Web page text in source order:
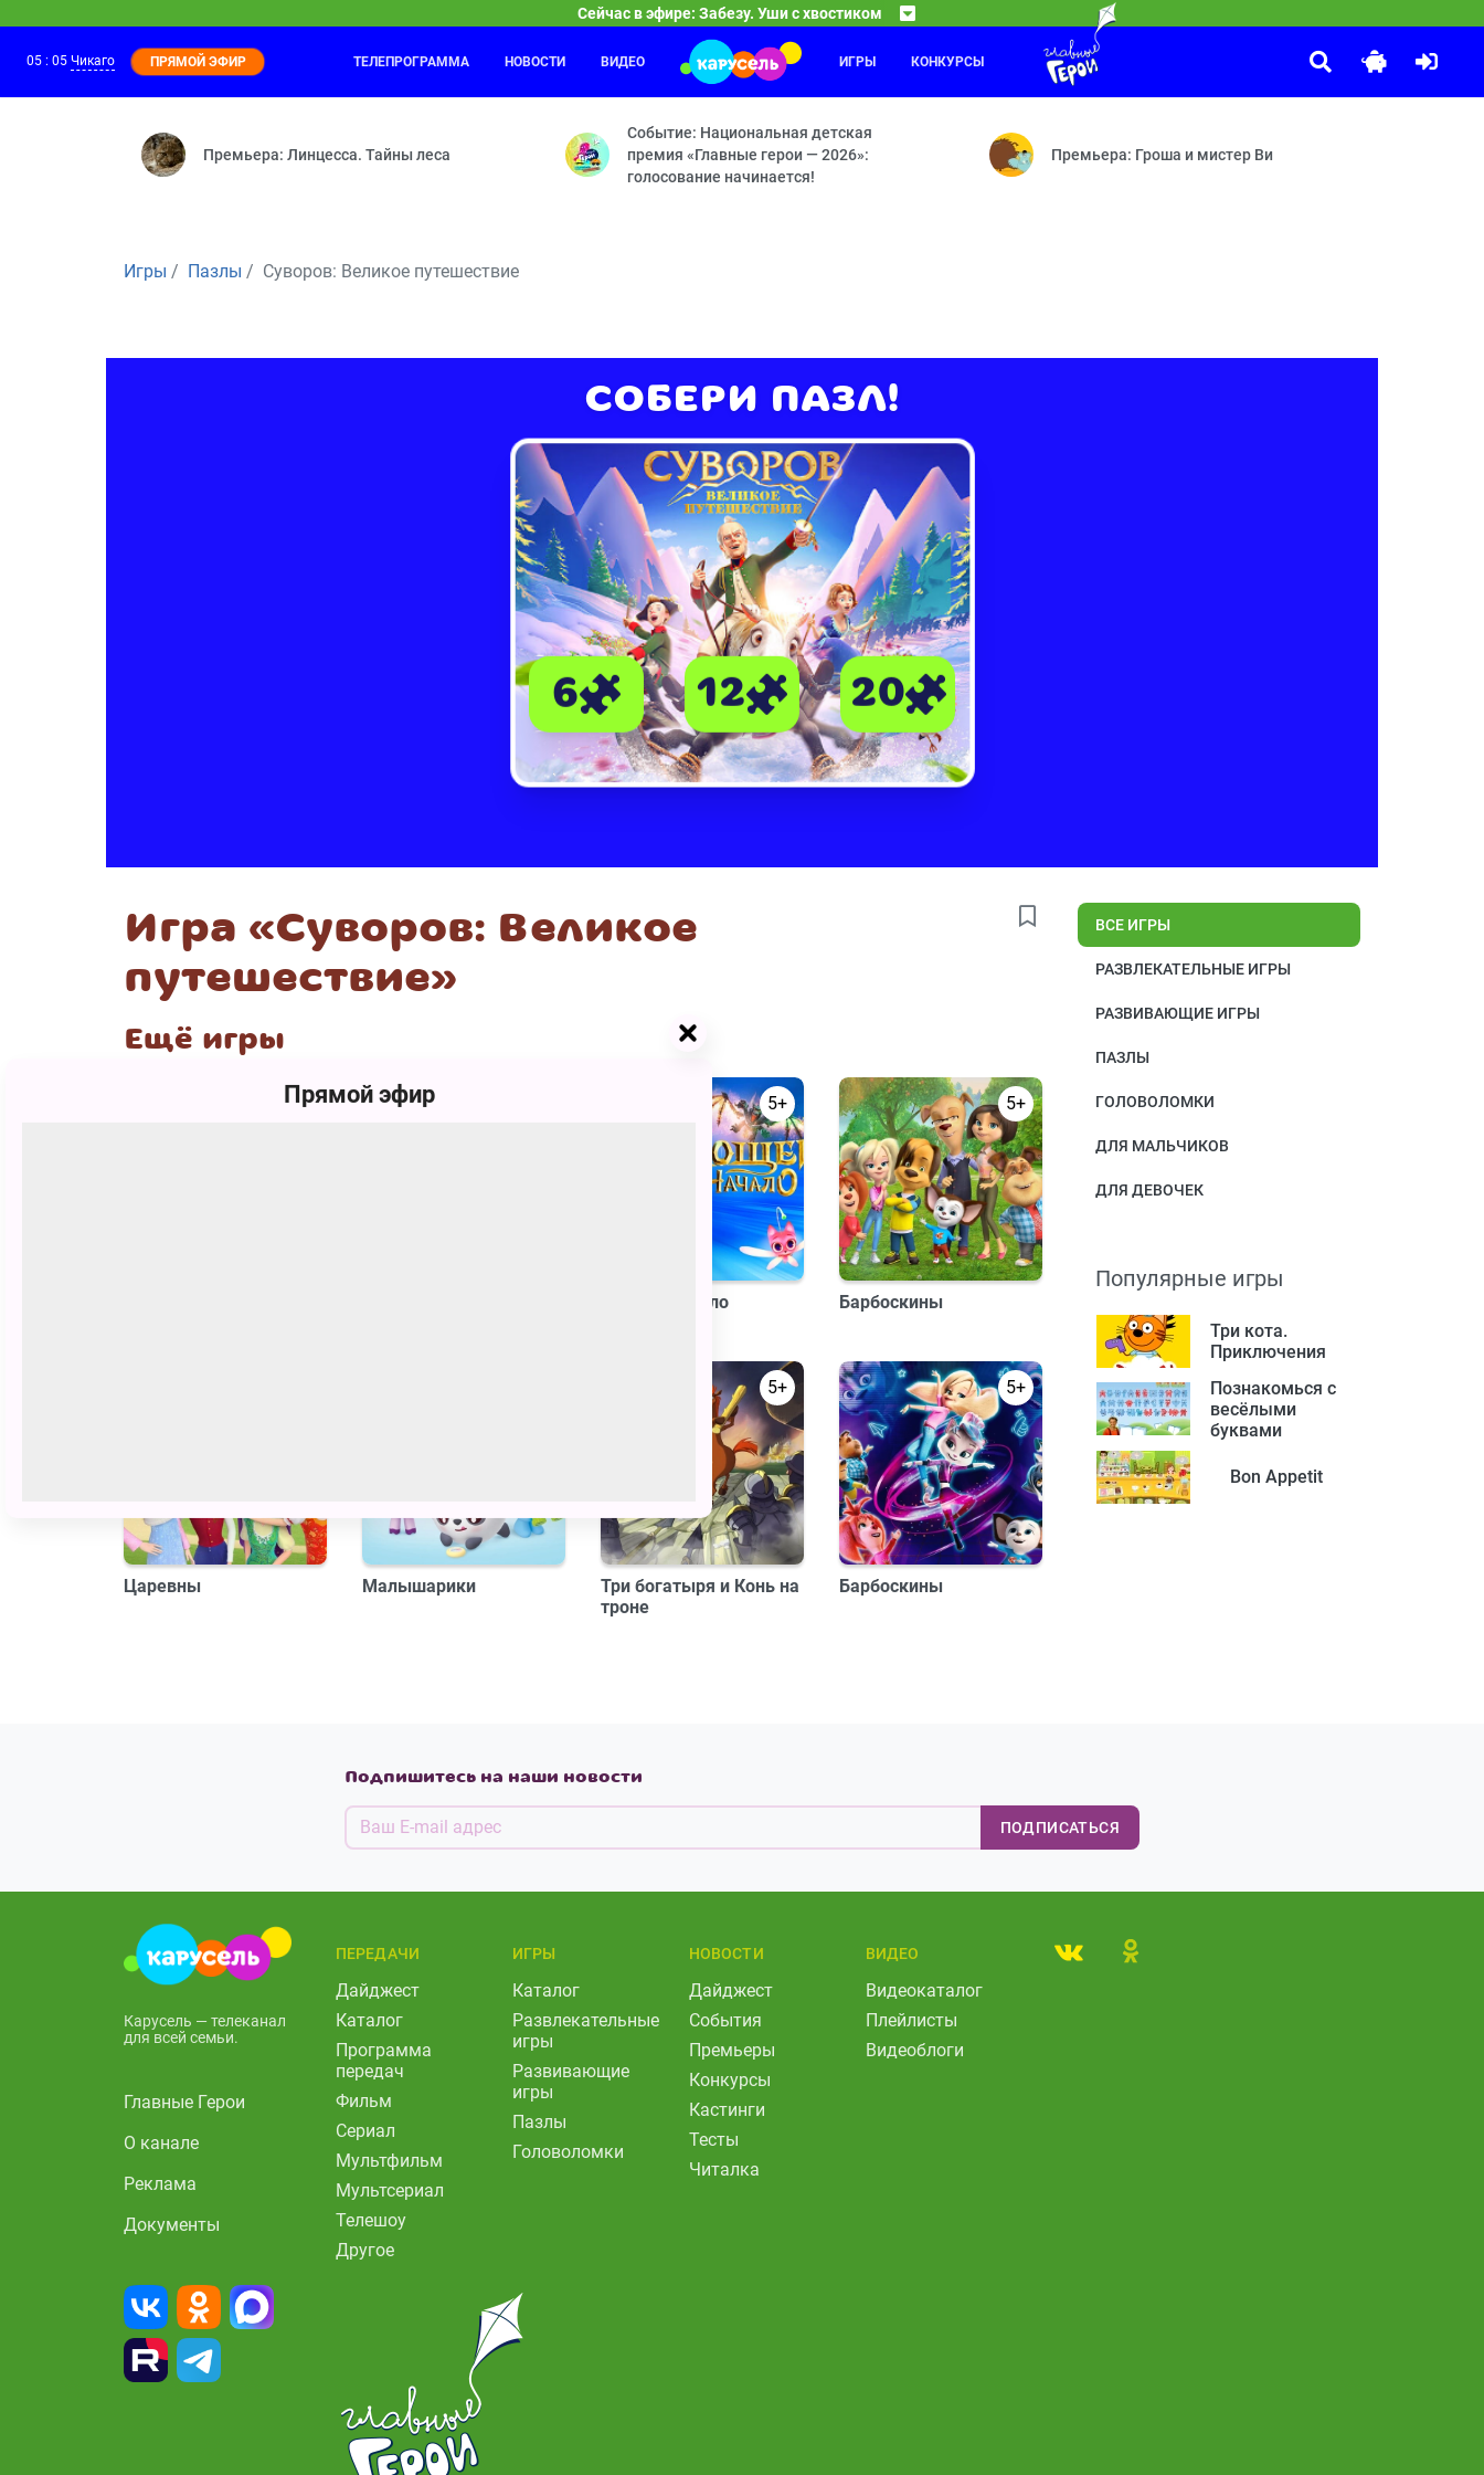
Сейчас в эфире: Забезу. Уши с хвостиком
04:00
Забезу. Уши с хвостиком
Зайка или обезьянка — Настоящая звёздочка — Яблоки и бананы — Хочу летать — Заколдованная шляпа — Скворечник — Поляна бабочек — Яйцо с сюрпризом — Прививка
Соня и Лёня
Нереальная виртуальность — Янёл — Творческий кризис — Будь здоров! — Окно в долину — Во власти сна —
КОШЕЧКИ-СОБАЧКИ
Коллекция — Детективы — Кто такие рыцари? — Двойной
05 : 05 Чикаго ПРЯМОЙ ЭФИР ТЕЛЕПРОГРАММА НОВОСТИ ВИДЕО ИГРЫ КОНКУРСЫ
Премьера: Линцесса. Тайны леса
Событие: Национальная детская
премия «Главные герои — 2026»:
голосование начинается!
Премьера: Гроша и мистер Ви
Игры Пазлы Суворов: Великое путешествие
Игра «Суворов: Великое
путешествие»
Ещё игры
5+ 5+
Кощей. Начало
5+
Барбоскины
Царевны Малышарики
5+
Три богатыря и Конь на
троне
5+
Барбоскины
ВСЕ ИГРЫ
РАЗВЛЕКАТЕЛЬНЫЕ ИГРЫ
РАЗВИВАЮЩИЕ ИГРЫ
ПАЗЛЫ
ГОЛОВОЛОМКИ
ДЛЯ МАЛЬЧИКОВ
ДЛЯ ДЕВОЧЕК
Популярные игры
Три кота.
Приключения
Познакомься с
весёлыми
буквами
Bon Appetit
Подпишитесь на наши новости
ПОДПИСАТЬСЯ
Карусель — телеканал
для всей семьи.
Главные Герои
О канале
Реклама
Документы
ПЕРЕДАЧИ
Дайджест
Каталог
Программа
передач
Фильм
Сериал
Мультфильм
Мультсериал
Телешоу
Другое
ИГРЫ
Каталог
Развлекательные
игры
Развивающие
игры
Пазлы
Головоломки
НОВОСТИ
Дайджест
События
Премьеры
Конкурсы
Кастинги
Тесты
Читалка
ВИДЕО
Видеокаталог
Плейлисты
Видеоблоги
Прямой эфир